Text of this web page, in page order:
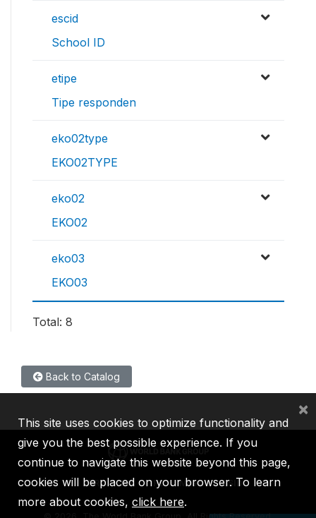
escid
School ID
etipe
Tipe responden
eko02type
EKO02TYPE
eko02
EKO02
eko03
EKO03
Total: 8
Back to Catalog
IBRD IDA IFC MIGA ICSID
2026, The World Bank Group, All Rights Reserved.
This site uses cookies to optimize functionality and
give you the best possible experience. If you
continue to navigate this website beyond this page,
cookies will be placed on your browser. To learn
more about cookies, click here.
×